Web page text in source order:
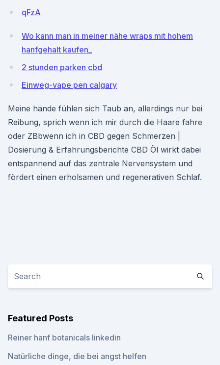
qFzA
Wo kann man in meiner nähe wraps mit hohem
hanfgehalt kaufen_
2 stunden parken cbd
Einweg-vape pen calgary
Meine hände fühlen sich Taub an, allerdings nur bei
Reibung, sprich wenn ich mir durch die Haare fahre
oder ZBbwenn ich in CBD gegen Schmerzen |
Dosierung & Erfahrungsberichte CBD Öl wirkt dabei
entspannend auf das zentrale Nervensystem und
fördert einen erholsamen und regenerativen Schlaf.
Featured Posts
Reiner hanf botanicals linkedin
Natürliche dinge, die bei angst helfen